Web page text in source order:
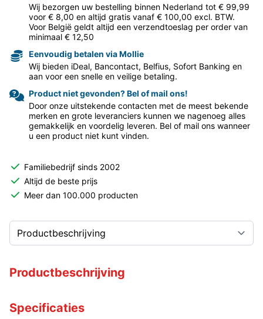
Wij bezorgen uw bestelling binnen Nederland tot € 99,99
voor € 8,00 en altijd gratis vanaf € 100,00 excl. BTW.
Voor België geldt altijd een verzendtoeslag per order van
minimaal € 12,50
Eenvoudig betalen via Mollie
Wij bieden iDeal, Bancontact, Belfius, Sofort Banking en
aan voor een snelle en veilige betaling.
Product niet gevonden? Bel of mail ons!
Door onze uitstekende contacten met de meest bekende
merken en grote leveranciers kunnen we nagenoeg alles
gemakkelijk en voordelig leveren. Bel of mail ons wanneer
u een product niet kunt vinden.
Familiebedrijf sinds 2002
Altijd de beste prijs
Meer dan 100.000 producten
Productbeschrijving
Specificaties